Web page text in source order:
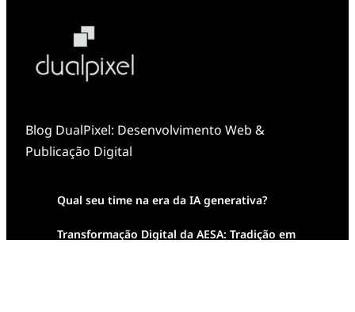
Blog DualPixel: Desenvolvimento Web &
Publicação Digital
Qual seu time na era da IA generativa?
Transformação Digital da AESA: Tradição em